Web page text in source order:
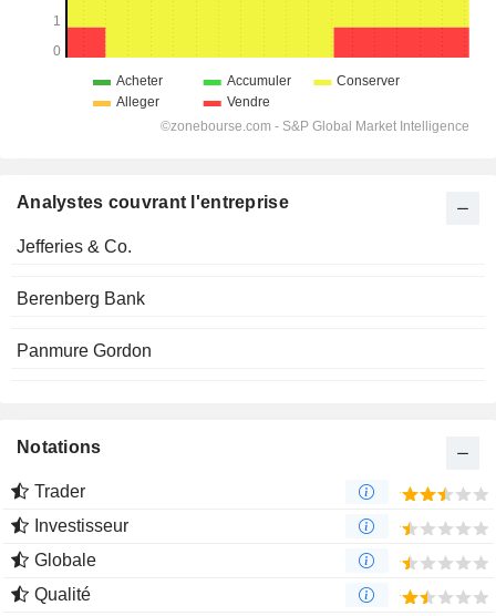
Analystes couvrant l'entreprise
Jefferies & Co.
Berenberg Bank
Panmure Gordon
Notations
Trader
Investisseur
Globale
Qualité